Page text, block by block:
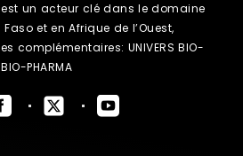
est un acteur clé dans le domaine
et en Afrique de l’Ouest,
complémentaires: UNIVERS BIO-
PHARMA